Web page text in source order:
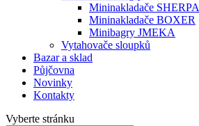
Mininakladače SHERPA
Mininakladače BOXER
Minibagry JMEKA
Vytahovače sloupků
Bazar a sklad
Půjčovna
Novinky
Kontakty
Vyberte stránku